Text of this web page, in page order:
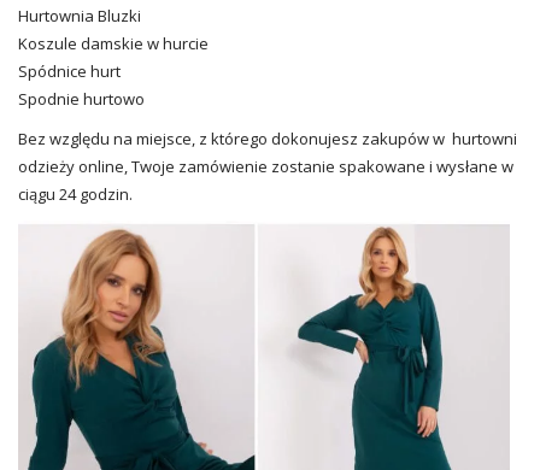
Hurtownia Bluzki
Koszule damskie w hurcie
Spódnice hurt
Spodnie hurtowo
Bez względu na miejsce, z którego dokonujesz zakupów w hurtowni
odzieży online, Twoje zamówienie zostanie spakowane i wysłane w
ciągu 24 godzin.